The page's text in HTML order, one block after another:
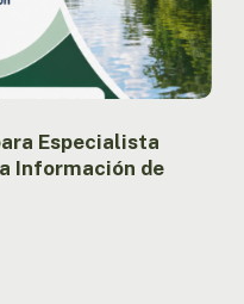
Especialista
Información de